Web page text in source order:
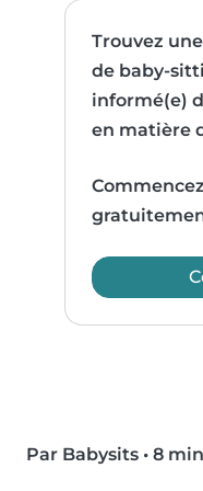
Trouvez
de baby-
informé(e)
en matière
Par Babysits • 8